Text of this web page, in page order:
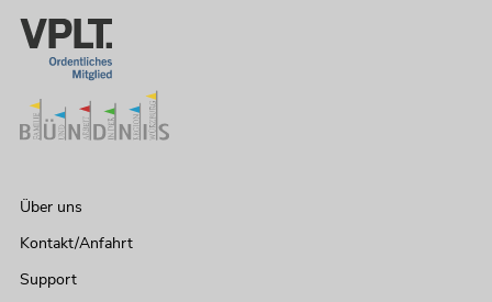
Über uns
Kontakt/Anfahrt
Support